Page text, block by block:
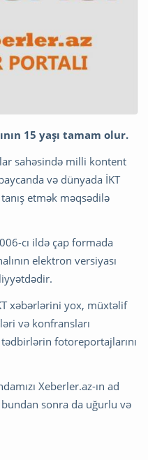
15 yaşı tamam olur.
sahəsində milli kontent
və dünyada İKT
etmək məqsədilə
cı ildə çap formada
elektron versiyası
xəbərlərini yox, müxtəlif
və konfransları
fotoreportajlarını
Xeberler.az-ın ad
sonra da uğurlu və